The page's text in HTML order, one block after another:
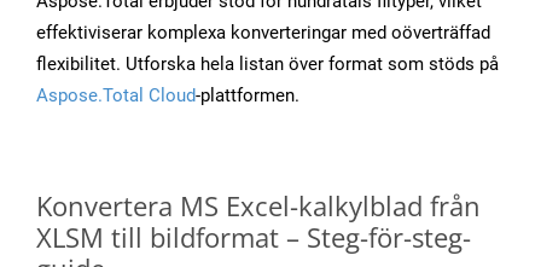
effektiviserar komplexa konverteringar med oöverträffad
flexibilitet. Utforska hela listan över format som stöds på
Aspose.Total Cloud-plattformen.
Konvertera MS Excel-kalkylblad från
XLSM till bildformat – Steg-för-steg-